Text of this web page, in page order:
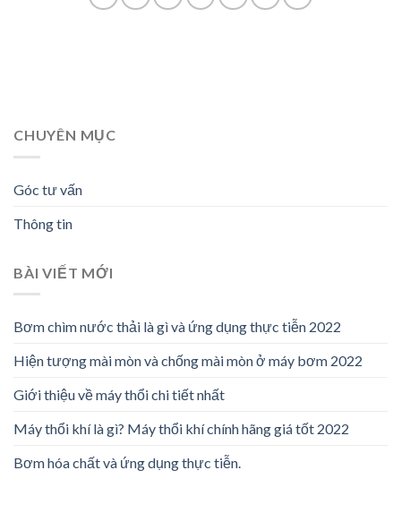
CHUYÊN MỤC
Góc tư vấn
Thông tin
BÀI VIẾT MỚI
Bơm chìm nước thải là gì và ứng dụng thực tiễn 2022
Hiện tượng mài mòn và chống mài mòn ở máy bơm 2022
Giới thiệu về máy thổi chi tiết nhất
Máy thổi khí là gì? Máy thổi khí chính hãng giá tốt 2022
Bơm hóa chất và ứng dụng thực tiễn.